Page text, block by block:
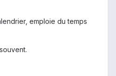
emploie du temps